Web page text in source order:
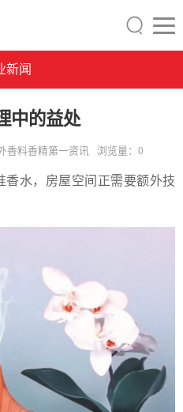
新闻
中的益处
香料香精第一资讯 浏览量： 0
香水，房屋空间正需要额外技